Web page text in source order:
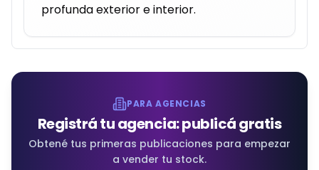
profunda exterior e interior.
PARA AGENCIAS
Registrá tu agencia: publicá gratis
Obtené tus primeras publicaciones para empezar
a vender tu stock.